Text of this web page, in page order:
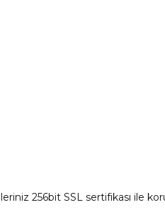
256bit SSL sertifikası ile